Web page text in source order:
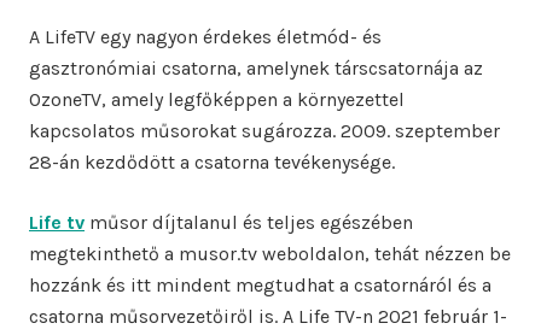
A LifeTV egy nagyon érdekes életmód- és
gasztronómiai csatorna, amelynek társcsatornája az
OzoneTV, amely legfőképpen a környezettel
kapcsolatos műsorokat sugározza. 2009. szeptember
28-án kezdődött a csatorna tevékenysége.
Life tv műsor díjtalanul és teljes egészében
megtekinthető a musor.tv weboldalon, tehát nézzen be
hozzánk és itt mindent megtudhat a csatornáról és a
csatorna műsorvezetőiről is. A Life TV-n 2021 február 1-